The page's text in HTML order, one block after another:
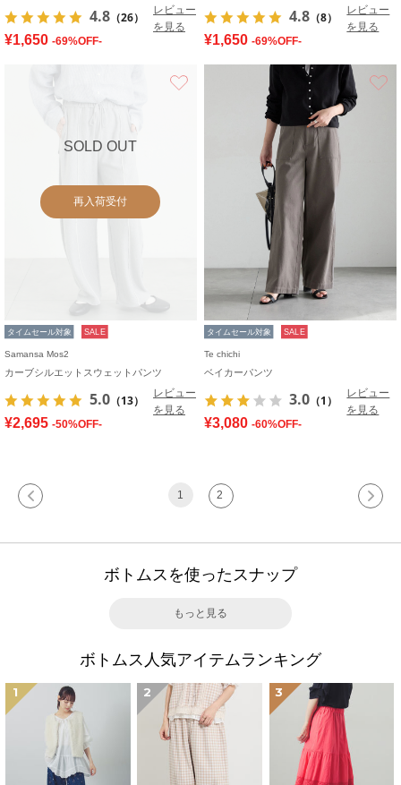
4.8 （26）
レビュー
を見る
¥1,650 -69%OFF-
4.8 （8）
レビュー
を見る
¥1,650 -69%OFF-
SOLD OUT
再入荷受付
タイムセール対象 SALE
Samansa Mos2
カーブシルエットスウェットパンツ
5.0 （13）
レビュー
を見る
¥2,695 -50%OFF-
タイムセール対象 SALE
Te chichi
ベイカーパンツ
3.0 （1）
レビュー
を見る
¥3,080 -60%OFF-
1 2
ボトムスを使ったスナップ
もっと見る
ボトムス人気アイテムランキング
1 2 3